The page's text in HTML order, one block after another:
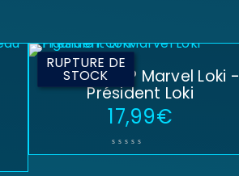
RUPTURE DE
STOCK
Figurine POP Marvel Loki -
Président Loki
17,99€